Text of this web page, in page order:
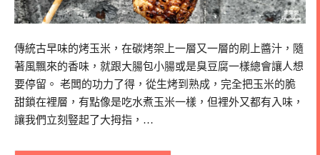
傳統古早味的烤玉米，在碳烤架上一層又一層的刷上醬汁，隨
著風飄來的香味，就跟大腸包小腸或是臭豆腐一樣總會讓人想
要停留。 老闆的功力了得，從生烤到熟成，完全把玉米的脆
甜鎖在裡層，有點像是吃水煮玉米一樣，但裡外又都有入味，
讓我們立刻豎起了大拇指，…